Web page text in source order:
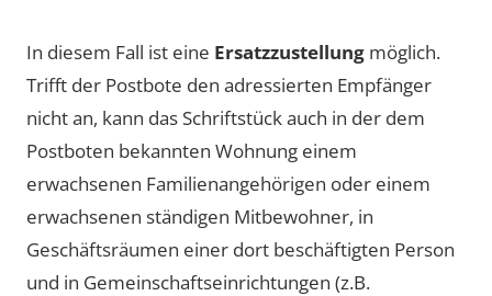
In diesem Fall ist eine Ersatzzustellung möglich.
Trifft der Postbote den adressierten Empfänger
nicht an, kann das Schriftstück auch in der dem
Postboten bekannten Wohnung einem
erwachsenen Familienangehörigen oder einem
erwachsenen ständigen Mitbewohner, in
Geschäftsräumen einer dort beschäftigten Person
und in Gemeinschaftseinrichtungen (z.B.